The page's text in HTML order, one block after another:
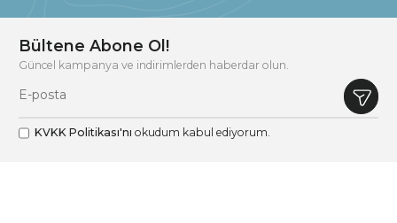
Bültene Abone Ol!
Güncel kampanya ve indirimlerden haberdar olun.
KVKK Politikası'nı okudum kabul ediyorum.